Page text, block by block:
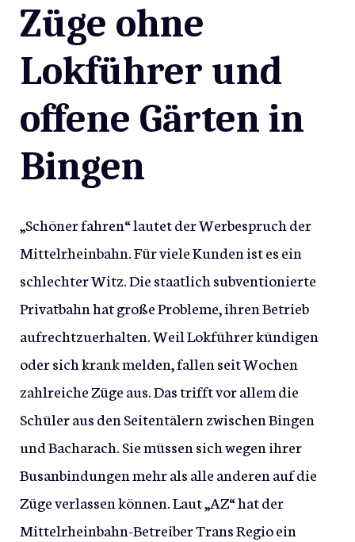
Züge ohne
Lokführer und
offene Gärten in
Bingen
„Schöner fahren“ lautet der Werbespruch der
Mittelrheinbahn. Für viele Kunden ist es ein
schlechter Witz. Die staatlich subventionierte
Privatbahn hat große Probleme, ihren Betrieb
aufrechtzuerhalten. Weil Lokführer kündigen
oder sich krank melden, fallen seit Wochen
zahlreiche Züge aus. Das trifft vor allem die
Schüler aus den Seitentälern zwischen Bingen
und Bacharach. Sie müssen sich wegen ihrer
Busanbindungen mehr als alle anderen auf die
Züge verlassen können. Laut „AZ“ hat der
Mittelrheinbahn-Betreiber Trans Regio ein